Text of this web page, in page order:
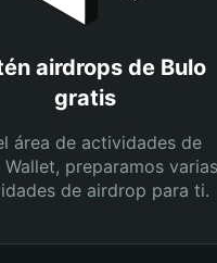
airdrops de Bulo
gratis
área de actividades de
preparamos varias
de airdrop para ti.